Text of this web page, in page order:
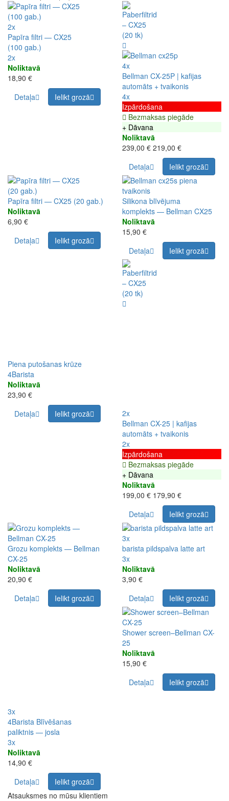
2x
Papīra filtri — CX25
(100 gab.)
2x
Noliktavā
18,90 €
Detaļa
Ielikt grozā
4x
Bellman CX-25P | kafijas
automāts + tvaikonis
4x
Izpārdošana
Bezmaksas piegāde
+ Dāvana
Noliktavā
239,00 € 219,00 €
Detaļa
Ielikt grozā
Papīra filtri — CX25 (20 gab.)
Noliktavā
6,90 €
Detaļa
Ielikt grozā
Silikona blīvējuma
komplekts — Bellman CX25
Noliktavā
15,90 €
Detaļa
Ielikt grozā
Piena putošanas krūze
4Barista
Noliktavā
23,90 €
Detaļa
Ielikt grozā
2x
Bellman CX-25 | kafijas
automāts + tvaikonis
2x
Izpārdošana
Bezmaksas piegāde
+ Dāvana
Noliktavā
199,00 € 179,90 €
Detaļa
Ielikt grozā
Grozu komplekts — Bellman
CX-25
Noliktavā
20,90 €
Detaļa
Ielikt grozā
3x
barista pildspalva latte art
3x
Noliktavā
3,90 €
Detaļa
Ielikt grozā
3x
4Barista Blīvēšanas
paliktnis — josla
3x
Noliktavā
14,90 €
Detaļa
Ielikt grozā
Shower screen–Bellman CX-
25
Noliktavā
15,90 €
Detaļa
Ielikt grozā
Atsauksmes no mūsu klientiem